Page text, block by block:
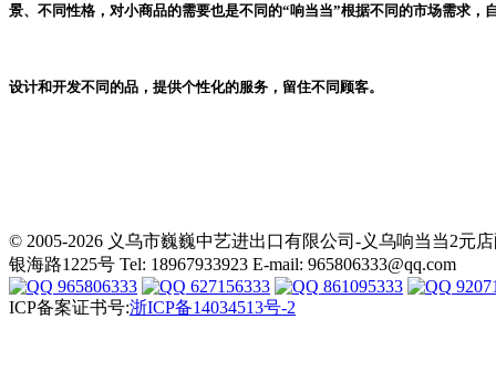
景、不同性格，对小商品的需要也是不同的“响当当”根据不同的市场需求，
设计和开发不同的品，提供个性化的服务，留住不同顾客。
© 2005-2026 义乌市巍巍中艺进出口有限公司-义乌响当当2元
银海路1225号 Tel: 18967933923 E-mail: 965806333@qq.com
965806333
627156333 861095333
ICP备案证书号:浙ICP备14034513号-2